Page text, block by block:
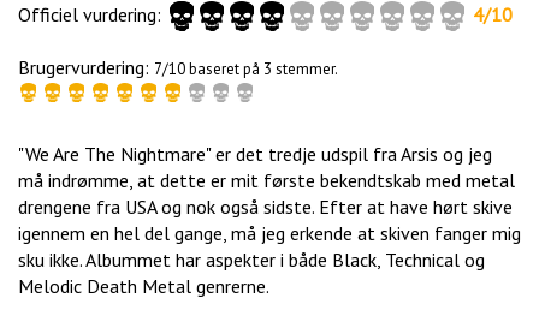
Officiel vurdering:
4/10
Brugervurdering: 7/10 baseret på 3 stemmer.
"We Are The Nightmare" er det tredje udspil fra Arsis og jeg
må indrømme, at dette er mit første bekendtskab med metal
drengene fra USA og nok også sidste. Efter at have hørt skive
igennem en hel del gange, må jeg erkende at skiven fanger mig
sku ikke. Albummet har aspekter i både Black, Technical og
Melodic Death Metal genrerne.